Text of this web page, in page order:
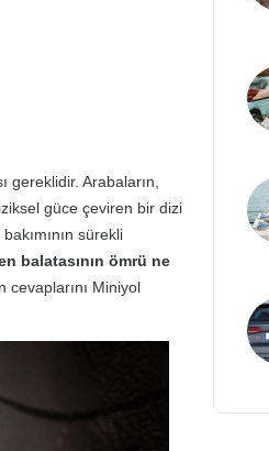
gereklidir. Arabaların,
güce çeviren bir dizi
sürekli
balatasının ömrü ne
cevaplarını Miniyol